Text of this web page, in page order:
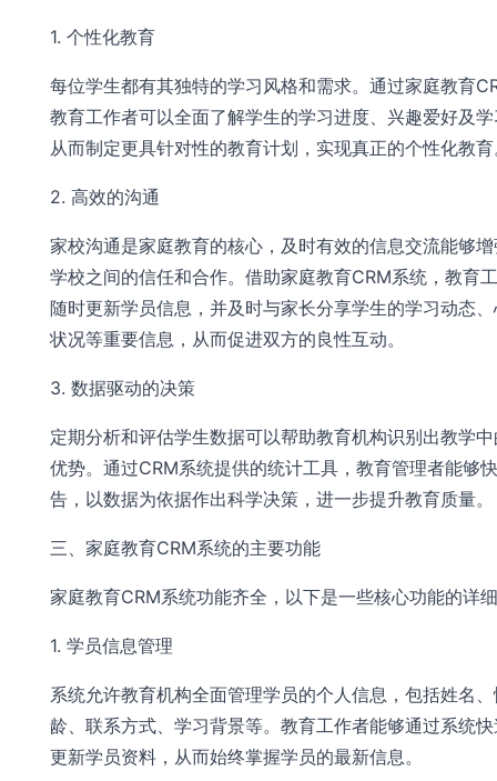
1. 个性化教育
每位学生都有其独特的学习风格和需求。通过家庭教育
教育工作者可以全面了解学生的学习进度、兴趣爱好及
从而制定更具针对性的教育计划，实现真正的个性化教
2. 高效的沟通
家校沟通是家庭教育的核心，及时有效的信息交流能够
学校之间的信任和合作。借助家庭教育CRM系统，教育
随时更新学员信息，并及时与家长分享学生的学习动态
状况等重要信息，从而促进双方的良性互动。
3. 数据驱动的决策
定期分析和评估学生数据可以帮助教育机构识别出教学
优势。通过CRM系统提供的统计工具，教育管理者能够
告，以数据为依据作出科学决策，进一步提升教育质量。
三、家庭教育CRM系统的主要功能
家庭教育CRM系统功能齐全，以下是一些核心功能的详
1. 学员信息管理
系统允许教育机构全面管理学员的个人信息，包括姓名
龄、联系方式、学习背景等。教育工作者能够通过系统
更新学员资料，从而始终掌握学员的最新信息。